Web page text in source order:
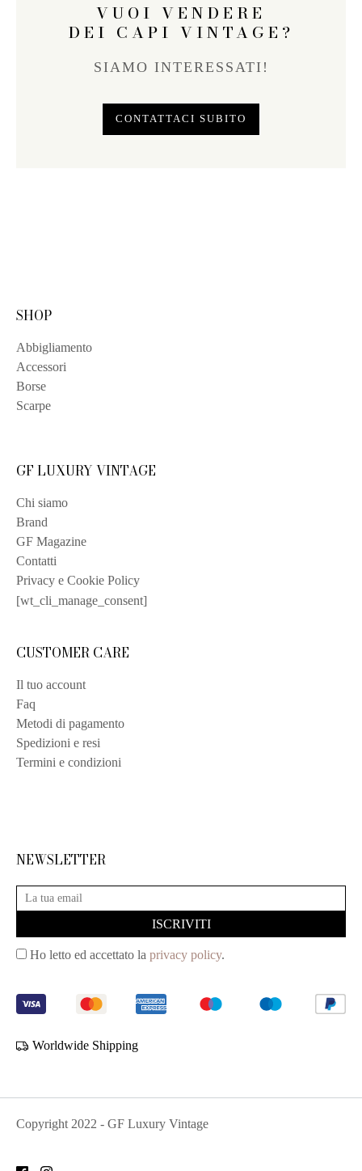
VUOI VENDERE
DEI CAPI VINTAGE?
SIAMO INTERESSATI!
CONTATTACI SUBITO
SHOP
Abbigliamento
Accessori
Borse
Scarpe
GF LUXURY VINTAGE
Chi siamo
Brand
GF Magazine
Contatti
Privacy e Cookie Policy
[wt_cli_manage_consent]
CUSTOMER CARE
Il tuo account
Faq
Metodi di pagamento
Spedizioni e resi
Termini e condizioni
NEWSLETTER
Ho letto ed accettato la privacy policy.
Worldwide Shipping
Copyright 2022 - GF Luxury Vintage